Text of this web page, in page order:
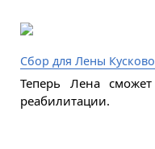
Сбор для Лены
Теперь Лена
реабилитации.